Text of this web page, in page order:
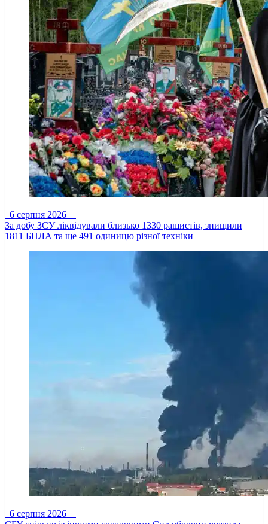
6 серпня 2026
За добу ЗСУ ліквідували близько 1330 рашистів, знищили
1811 БПЛА та ще 491 одиницю різної техніки
6 серпня 2026